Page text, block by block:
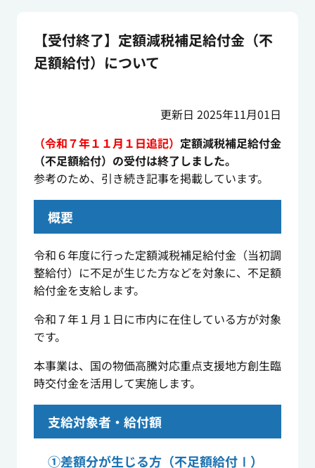
【受付終了】定額減税補足給付金（不
足額給付）について
更新日 2025年11月01日
（令和７年１１月１日追記） 定額減税補足給付金
（不足額給付）の受付は終了しました。
参考のため、引き続き記事を掲載しています。
概要
令和６年度に行った定額減税補足給付金（当初調
整給付）に不足が生じた方などを対象に、不足額
給付金を支給します。
令和７年１月１日に市内に在住している方が対象
です。
本事業は、国の物価高騰対応重点支援地方創生臨
時交付金を活用して実施します。
支給対象者・給付額
①差額分が生じる方（不足額給付Ⅰ）